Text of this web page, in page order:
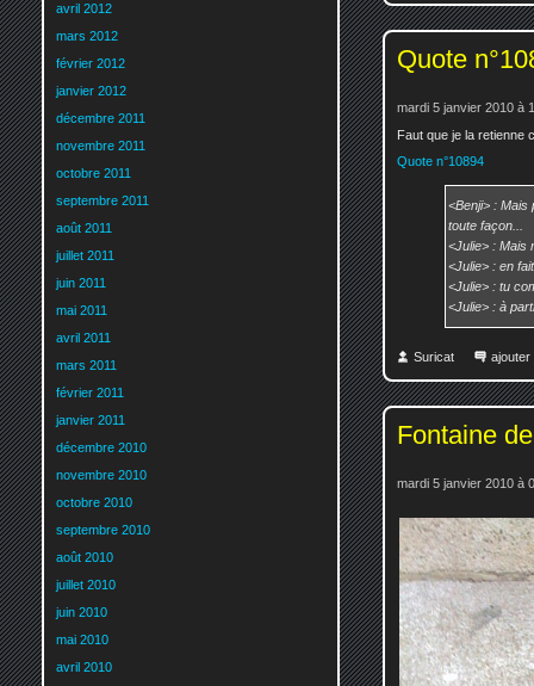
Quote
mardi 5 janvier 2010 à
Faut que je la retienne
Quote n°10894
<Benji> : Mais
toute façon...
<Julie> : Mais
<Julie> : en
<Julie> : tu
<Julie> : à
Suricat ajouter
Fontaine
mardi 5 janvier 2010 à
avril 2012
mars 2012
février 2012
janvier 2012
décembre 2011
novembre 2011
octobre 2011
septembre 2011
août 2011
juillet 2011
juin 2011
mai 2011
avril 2011
mars 2011
février 2011
janvier 2011
décembre 2010
novembre 2010
octobre 2010
septembre 2010
août 2010
juillet 2010
juin 2010
mai 2010
avril 2010